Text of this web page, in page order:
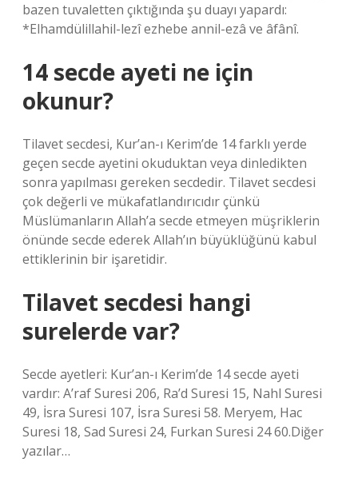
bazen tuvaletten çıktığında şu duayı yapardı:
*Elhamdülillahil-lezî ezhebe annil-ezâ ve âfânî.
14 secde ayeti ne için
okunur?
Tilavet secdesi, Kur’an-ı Kerim’de 14 farklı yerde
geçen secde ayetini okuduktan veya dinledikten
sonra yapılması gereken secdedir. Tilavet secdesi
çok değerli ve mükafatlandırıcıdır çünkü
Müslümanların Allah’a secde etmeyen müşriklerin
önünde secde ederek Allah’ın büyüklüğünü kabul
ettiklerinin bir işaretidir.
Tilavet secdesi hangi
surelerde var?
Secde ayetleri: Kur’an-ı Kerim’de 14 secde ayeti
vardır: A’raf Suresi 206, Ra’d Suresi 15, Nahl Suresi
49, İsra Suresi 107, İsra Suresi 58. Meryem, Hac
Suresi 18, Sad Suresi 24, Furkan Suresi 24 60.Diğer
yazılar…